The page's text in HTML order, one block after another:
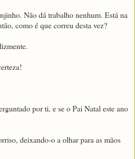
Não dá trabalho nenhum. Está na
como é que correu desta vez?
por ti, e se o Pai Natal este ano
deixando-o a olhar para as mãos